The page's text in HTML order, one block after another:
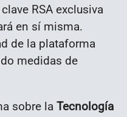
RSA exclusiva
en sí misma.
de la plataforma
medidas de
sobre la Tecnología